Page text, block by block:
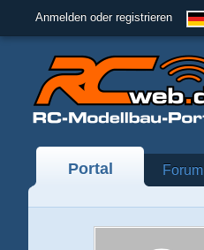
Anmelden oder registrieren
Portal Forum